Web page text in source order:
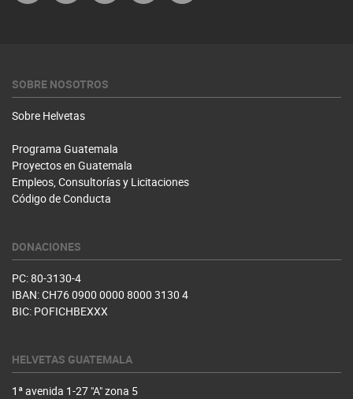
SOBRE NOSOTROS
Sobre Helvetas
Programa Guatemala
Proyectos en Guatemala
Empleos, Consultorías y Licitaciones
Código de Conducta
DONACIONES
PC: 80-3130-4
IBAN: CH76 0900 0000 8000 3130 4
BIC: POFICHBEXXX
HELVETAS GUATEMALA
1ª avenida 1-27 "A" zona 5